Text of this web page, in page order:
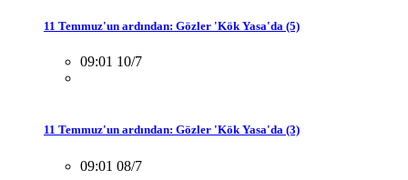
11 Temmuz'un ardından: Gözler 'Kök Yasa'da (5)
09:01 10/7
11 Temmuz'un ardından: Gözler 'Kök Yasa'da (3)
09:01 08/7